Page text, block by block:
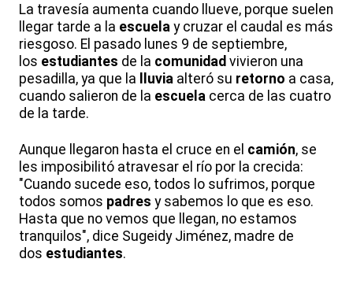
La travesía aumenta cuando llueve, porque suelen
llegar tarde a la escuela y cruzar el caudal es más
riesgoso. El pasado lunes 9 de septiembre,
los estudiantes de la comunidad vivieron una
pesadilla, ya que la
lluvia alteró su retorno a casa,
cuando salieron de la escuela cerca de las cuatro
de la tarde.
Aunque llegaron hasta el cruce en el camión, se
les imposibilitó atravesar el río por la crecida:
"Cuando sucede eso, todos lo sufrimos, porque
todos somos padres y sabemos lo que es eso.
Hasta que no vemos que llegan, no estamos
tranquilos", dice Sugeidy Jiménez, madre de
dos estudiantes.